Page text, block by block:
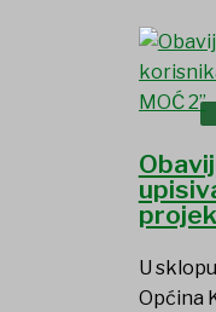
OSTALO
U
Općina